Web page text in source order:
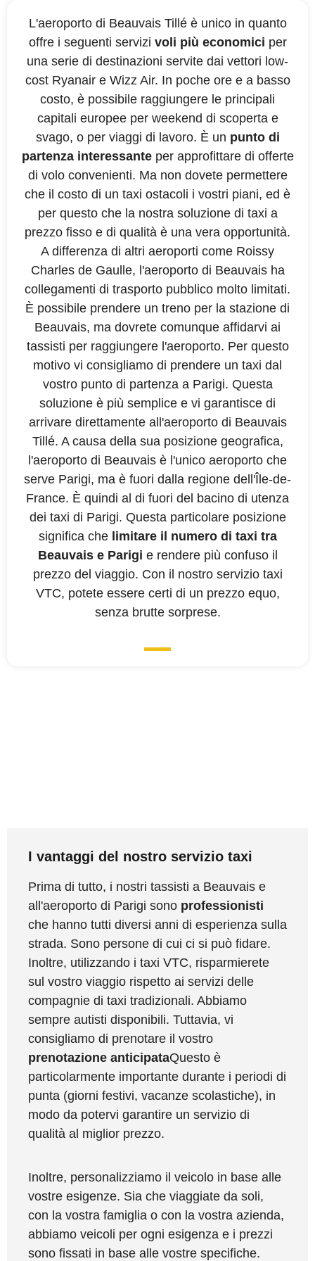
L'aeroporto di Beauvais Tillé è unico in quanto
offre i seguenti servizi voli più economici per
una serie di destinazioni servite dai vettori low-
cost Ryanair e Wizz Air. In poche ore e a basso
costo, è possibile raggiungere le principali
capitali europee per weekend di scoperta e
svago, o per viaggi di lavoro. È un punto di
partenza interessanteper approfittare di offerte
di volo convenienti. Ma non dovete permettere
che il costo di un taxi ostacoli i vostri piani, ed è
per questo che la nostra soluzione di taxi a
prezzo fisso e di qualità è una vera opportunità.
A differenza di altri aeroporti come Roissy
Charles de Gaulle, l'aeroporto di Beauvais ha
collegamenti di trasporto pubblico molto limitati.
È possibile prendere un treno per la stazione di
Beauvais, ma dovrete comunque affidarvi ai
tassisti per raggiungere l'aeroporto. Per questo
motivo vi consigliamo di prendere un taxi dal
vostro punto di partenza a Parigi. Questa
soluzione è più semplice e vi garantisce di
arrivare direttamente all'aeroporto di Beauvais
Tillé. A causa della sua posizione geografica,
l'aeroporto di Beauvais è l'unico aeroporto che
serve Parigi, ma è fuori dalla regione dell'Île-de-
France. È quindi al di fuori del bacino di utenza
dei taxi di Parigi. Questa particolare posizione
significa che limitare il numero di taxi tra
Beauvais e Parigi e rendere più confuso il
prezzo del viaggio. Con il nostro servizio taxi
VTC, potete essere certi di un prezzo equo,
senza brutte sorprese.
I vantaggi del nostro servizio taxi
Prima di tutto, i nostri tassisti a Beauvais e
all'aeroporto di Parigi sono professionisti
che hanno tutti diversi anni di esperienza sulla
strada. Sono persone di cui ci si può fidare.
Inoltre, utilizzando i taxi VTC, risparmierete
sul vostro viaggio rispetto ai servizi delle
compagnie di taxi tradizionali. Abbiamo
sempre autisti disponibili. Tuttavia, vi
consigliamo di prenotare il vostro
prenotazione anticipataQuesto è
particolarmente importante durante i periodi di
punta (giorni festivi, vacanze scolastiche), in
modo da potervi garantire un servizio di
qualità al miglior prezzo.
Inoltre, personalizziamo il veicolo in base alle
vostre esigenze. Sia che viaggiate da soli,
con la vostra famiglia o con la vostra azienda,
abbiamo veicoli per ogni esigenza e i prezzi
sono fissati in base alle vostre specifiche.